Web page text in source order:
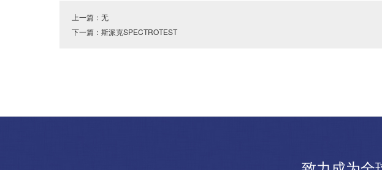
上一篇：无
下一篇： 斯派克SPECTROTEST